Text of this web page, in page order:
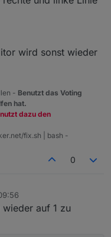
wird sonst wieder
- Benutzt das Voting
hat.
dazu den
fix.sh | bash -
0
auf 1 zu